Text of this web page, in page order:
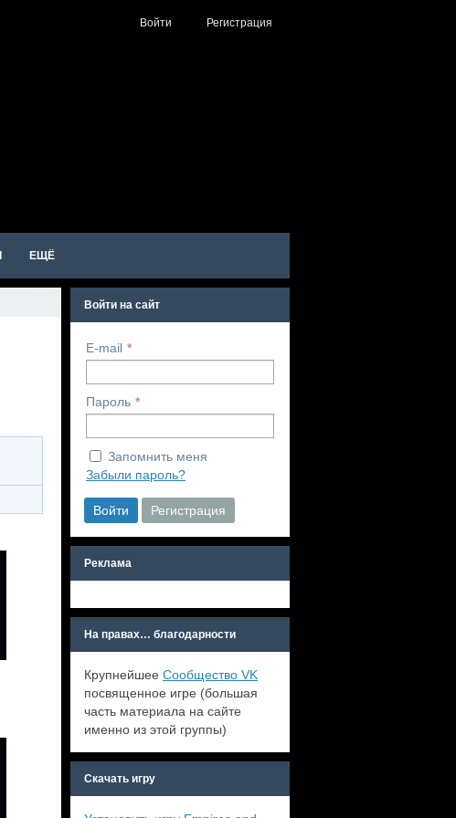
Войти Регистрация
ЕЩЁ
Войти на сайт
E-mail
Пароль
Запомнить меня
Забыли пароль?
Войти Регистрация
Реклама
На правах… благодарности
Крупнейшее Сообщество VK
посвященное игре (большая
часть материала на сайте
именно из этой группы)
Скачать игру